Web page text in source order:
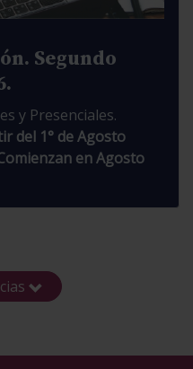
Segundo
y Presenciales.
del 1° de Agosto
en Agosto